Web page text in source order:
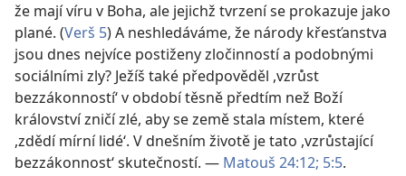
že mají víru v Boha, ale jejichž tvrzení se prokazuje jako
plané. (Verš 5) A neshledáváme, že národy křesťanstva
jsou dnes nejvíce postiženy zločinností a podobnými
sociálními zly? Ježíš také předpověděl ,vzrůst
bezzákonností‘ v období těsně předtím než Boží
království zničí zlé, aby se země stala místem, které
,zdědí mírní lidé‘. V dnešním životě je tato ,vzrůstající
bezzákonnost‘ skutečností. — Matouš 24:12; 5:5.